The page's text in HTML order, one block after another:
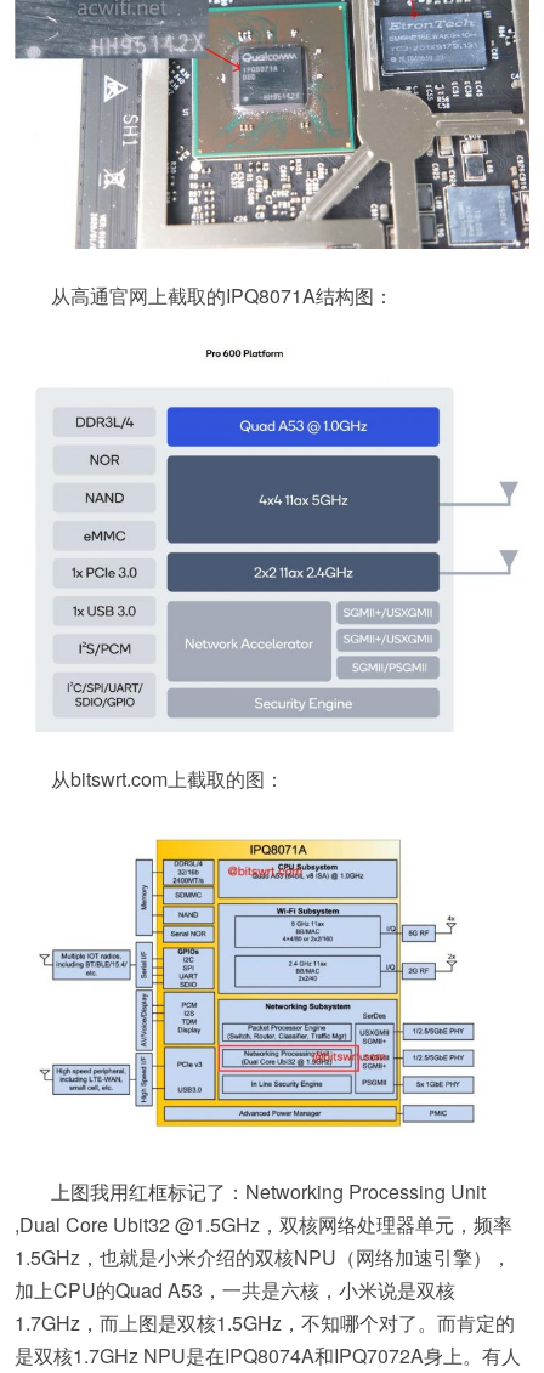
从高通官网上截取的IPQ8071A结构图：
从bitswrt.com上截取的图：
上图我用红框标记了：Networking Processing Unit
,Dual Core Ubit32 @1.5GHz，双核网络处理器单元，频率
1.5GHz，也就是小米介绍的双核NPU（网络加速引擎），
加上CPU的Quad A53，一共是六核，小米说是双核
1.7GHz，而上图是双核1.5GHz，不知哪个对了。而肯定的
是双核1.7GHz NPU是在IPQ8074A和IPQ7072A身上。有人